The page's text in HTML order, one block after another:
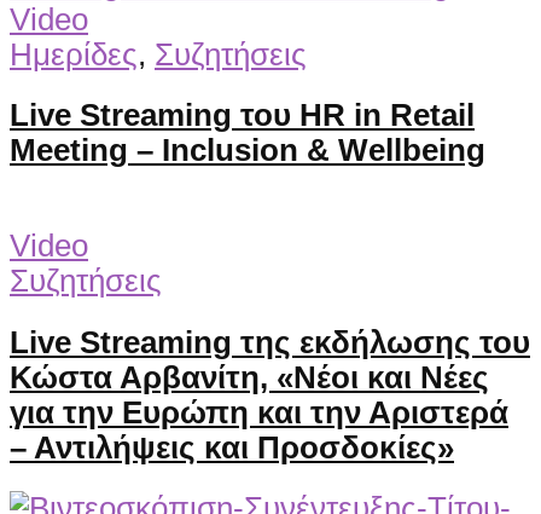
Video
Ημερίδες, Συζητήσεις
Live Streaming του HR in Retail
Meeting – Inclusion & Wellbeing
Video
Συζητήσεις
Live Streaming της εκδήλωσης του
Κώστα Αρβανίτη, «Νέοι και Νέες
για την Ευρώπη και την Αριστερά
– Αντιλήψεις και Προσδοκίες»